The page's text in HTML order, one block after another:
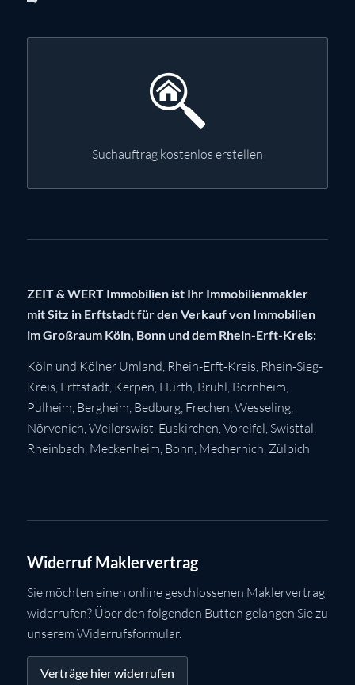
Suchauftrag kostenlos erstellen
ZEIT & WERT Immobilien ist Ihr Immobilienmakler
mit Sitz in Erftstadt für den Verkauf von Immobilien
im Großraum Köln, Bonn und dem Rhein-Erft-Kreis:
Köln und Kölner Umland, Rhein-Erft-Kreis, Rhein-Sieg-
Kreis, Erftstadt, Kerpen, Hürth, Brühl, Bornheim,
Pulheim, Bergheim, Bedburg, Frechen,Wesseling,
Nörvenich,Weilerswist, Euskirchen, Voreifel, Swisttal,
Rheinbach, Meckenheim, Bonn, Mechernich, Zülpich
Widerruf Maklervertrag
Sie möchten einen online geschlossenen Maklervertrag
widerrufen? Über den folgenden Button gelangen Sie zu
unserem Widerrufsformular.
Verträge hier widerrufen